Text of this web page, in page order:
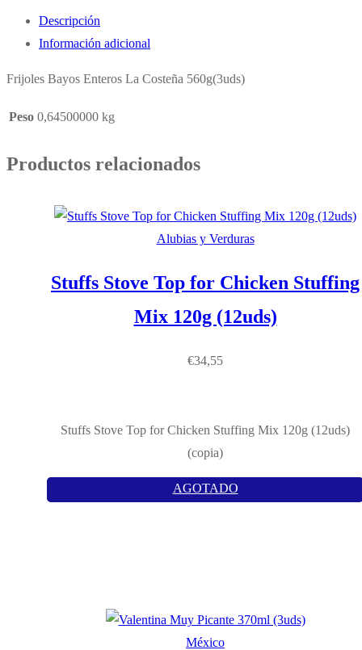
Enteros
560g
(3uds)
Descripción
Información adicional
Frijoles Bayos Enteros La Costeña 560g(3uds)
Peso 0,64500000 kg
Productos relacionados
Alubias y Verduras
Stuffs Stove Top for Chicken Stuffing
Mix 120g (12uds)
€34,55
Stuffs Stove Top for Chicken Stuffing Mix 120g (12uds)
(copia)
AGOTADO
México